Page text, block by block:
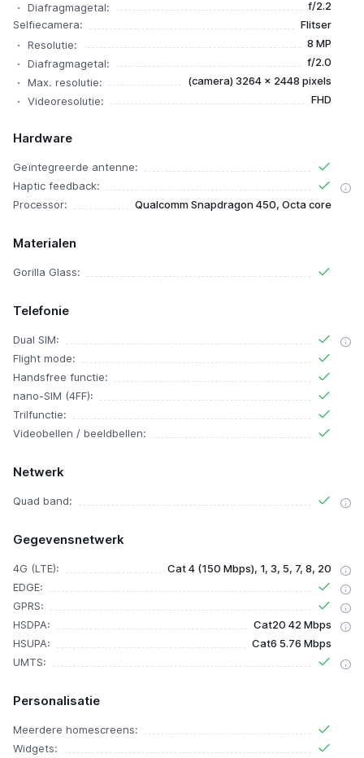
Diafragmagetal:
f/2.2
Selfiecamera:
Flitser
Resolutie:
8 MP
Diafragmagetal:
f/2.0
Max. resolutie:
(camera) 3264 x 2448 pixels
Videoresolutie:
FHD
Hardware
Geïntegreerde antenne:
Haptic feedback:
Processor:
Qualcomm Snapdragon 450, Octa core
Materialen
Gorilla Glass:
Telefonie
Dual SIM:
Flight mode:
Handsfree functie:
nano-SIM (4FF):
Trilfunctie:
Videobellen / beeldbellen:
Netwerk
Quad band:
Gegevensnetwerk
4G (LTE):
Cat 4 (150 Mbps), 1, 3, 5, 7, 8, 20
EDGE:
GPRS:
HSDPA:
Cat20 42 Mbps
HSUPA:
Cat6 5.76 Mbps
UMTS:
Personalisatie
Meerdere homescreens:
Widgets: